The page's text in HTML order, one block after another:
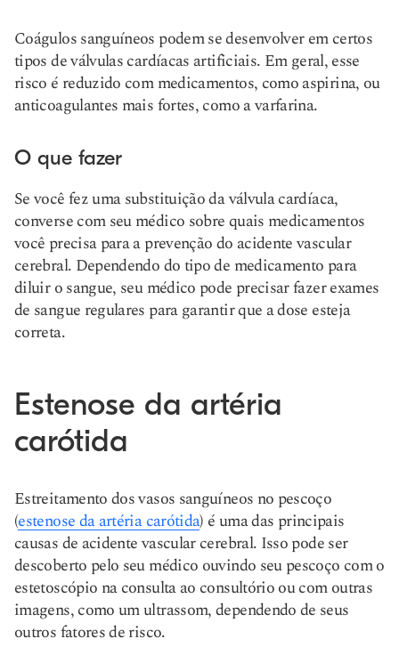
Coágulos sanguíneos podem se desenvolver em certos
tipos de válvulas cardíacas artificiais. Em geral, esse
risco é reduzido com medicamentos, como aspirina, ou
anticoagulantes mais fortes, como a varfarina.
O que fazer
Se você fez uma substituição da válvula cardíaca,
converse com seu médico sobre quais medicamentos
você precisa para a prevenção do acidente vascular
cerebral. Dependendo do tipo de medicamento para
diluir o sangue, seu médico pode precisar fazer exames
de sangue regulares para garantir que a dose esteja
correta.
Estenose da artéria
carótida
Estreitamento dos vasos sanguíneos no pescoço
(estenose da artéria carótida) é uma das principais
causas de acidente vascular cerebral. Isso pode ser
descoberto pelo seu médico ouvindo seu pescoço com o
estetoscópio na consulta ao consultório ou com outras
imagens, como um ultrassom, dependendo de seus
outros fatores de risco.